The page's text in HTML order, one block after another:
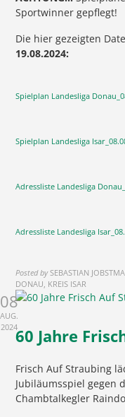
Sportwinner gepflegt!
Die hier gezeigten
19.08.2024:
Spielplan Landesliga
Spielplan Landesliga
Adressliste Landesliga
Adressliste Landesliga
Posted by SEBASTIAN
DONAU, KREIS ISAR
08
AUG.
202460 Jahre
Frisch Auf Straubing
Jubiläumsspiel gegen
Chambtalkegler